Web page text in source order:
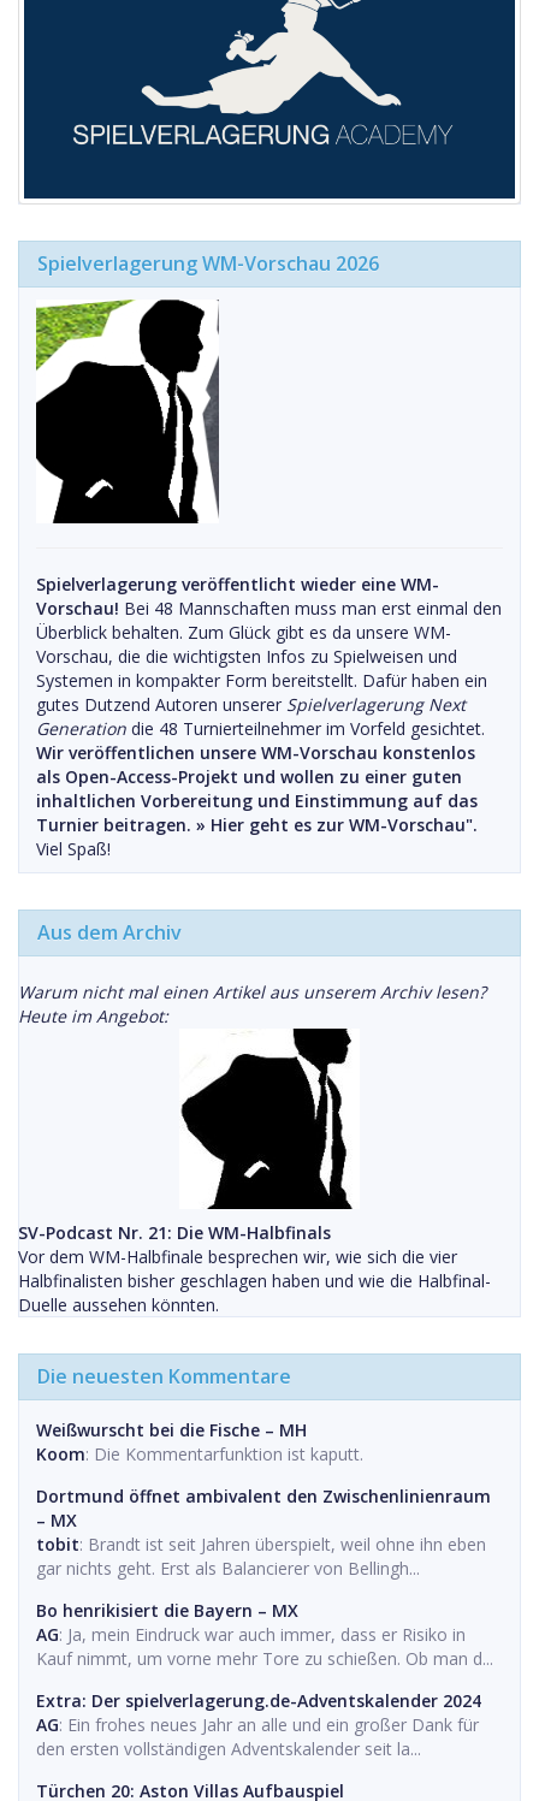
Spielverlagerung WM-Vorschau 2026
Spielverlagerung veröffentlicht wieder eine WM-
Vorschau! Bei 48 Mannschaften muss man erst einmal den
Überblick behalten. Zum Glück gibt es da unsere WM-
Vorschau, die die wichtigsten Infos zu Spielweisen und
Systemen in kompakter Form bereitstellt. Dafür haben ein
gutes Dutzend Autoren unserer Spielverlagerung Next
Generation die 48 Turnierteilnehmer im Vorfeld gesichtet.
Wir veröffentlichen unsere WM-Vorschau konstenlos
als Open-Access-Projekt und wollen zu einer guten
inhaltlichen Vorbereitung und Einstimmung auf das
Turnier beitragen. » Hier geht es zur WM-Vorschau".
Viel Spaß!
Aus dem Archiv
Warum nicht mal einen Artikel aus unserem Archiv lesen?
Heute im Angebot:
SV-Podcast Nr. 21: Die WM-Halbfinals
Vor dem WM-Halbfinale besprechen wir, wie sich die vier
Halbfinalisten bisher geschlagen haben und wie die Halbfinal-
Duelle aussehen könnten.
Die neuesten Kommentare
Weißwurscht bei die Fische – MH
Koom: Die Kommentarfunktion ist kaputt.
Dortmund öffnet ambivalent den Zwischenlinienraum
– MX
tobit: Brandt ist seit Jahren überspielt, weil ohne ihn eben
gar nichts geht. Erst als Balancierer von Bellingh...
Bo henrikisiert die Bayern – MX
AG: Ja, mein Eindruck war auch immer, dass er Risiko in
Kauf nimmt, um vorne mehr Tore zu schießen. Ob man d...
Extra: Der spielverlagerung.de-Adventskalender 2024
AG: Ein frohes neues Jahr an alle und ein großer Dank für
den ersten vollständigen Adventskalender seit la...
Türchen 20: Aston Villas Aufbauspiel